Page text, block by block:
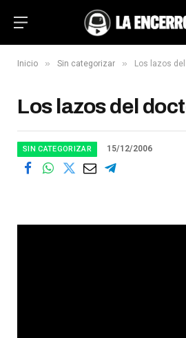
Inicio » Sin categorizar » Los lazos
Los lazos del
SIN CATEGORIZAR 15/12/2006